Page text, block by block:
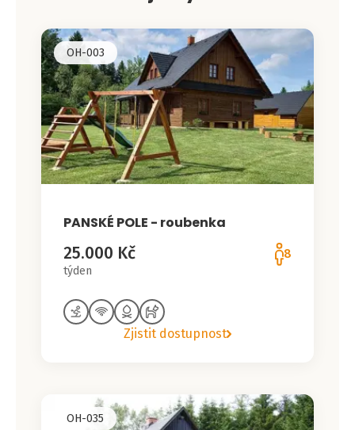
OH-003
PANSKÉ POLE - roubenka
25.000 Kč
týden
8
Zjistit dostupnost
OH-035